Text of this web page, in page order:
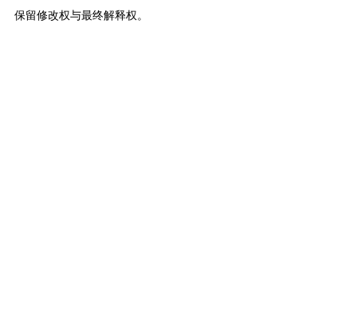
保留修改权与最终解释权。